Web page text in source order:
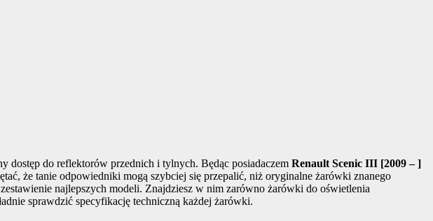
dostęp do reflektorów przednich i tylnych. Będąc posiadaczem Renault Scenic III [2009 – ]
że tanie odpowiedniki mogą szybciej się przepalić, niż oryginalne żarówki znanego
najlepszych modeli. Znajdziesz w nim zarówno żarówki do oświetlenia
sprawdzić specyfikację techniczną każdej żarówki.